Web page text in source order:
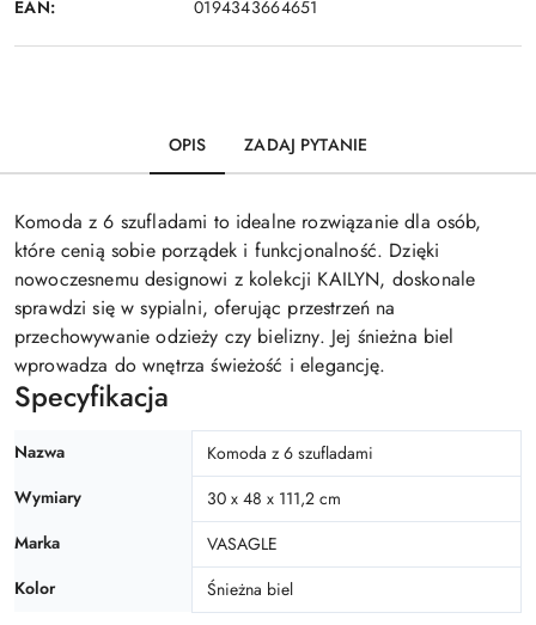
EAN: 0194343664651
OPIS ZADAJ PYTANIE
Komoda z 6 szufladami to idealne rozwiązanie dla osób,
które cenią sobie porządek i funkcjonalność. Dzięki
nowoczesnemu designowi z kolekcji KAILYN, doskonale
sprawdzi się w sypialni, oferując przestrzeń na
przechowywanie odzieży czy bielizny. Jej śnieżna biel
wprowadza do wnętrza świeżość i elegancję.
Specyfikacja
Nazwa
Komoda z 6 szufladami
Wymiary
30 x 48 x 111,2 cm
Marka
VASAGLE
Kolor
Śnieżna biel